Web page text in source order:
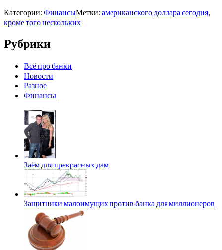
Категории: ФинансыМетки: американского доллара сегодня,
кроме того нескольких
Рубрики
Всё про банки
Новости
Разное
Финансы
Заём для прекрасных дам
Защитники малоимущих против банка для миллионеров